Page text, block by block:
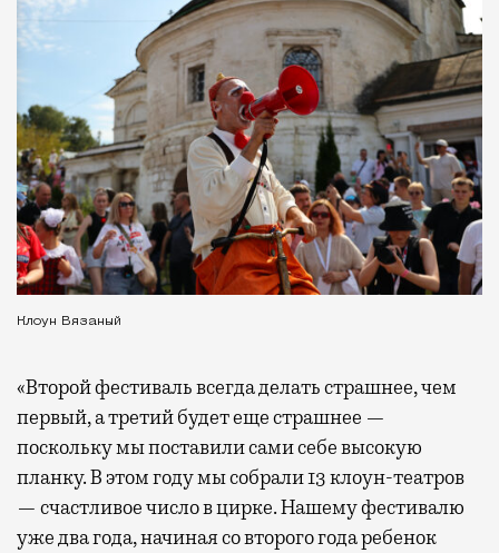
Клоун Вязаный
«Второй фестиваль всегда делать страшнее, чем
первый, а третий будет еще страшнее —
поскольку мы поставили сами себе высокую
планку. В этом году мы собрали 13 клоун-театров
— счастливое число в цирке. Нашему фестивалю
уже два года, начиная со второго года ребенок